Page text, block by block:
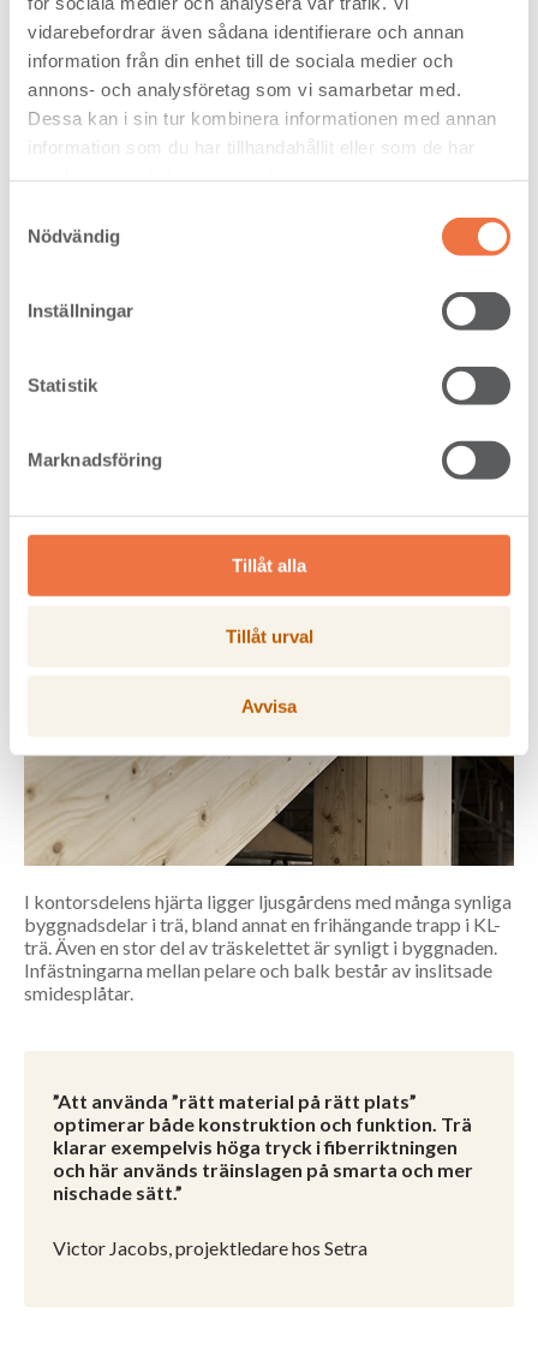
vidarebefordrar även sådana identifierare och annan
information från din enhet till de sociala medier och
annons- och analysföretag som vi samarbetar med.
Dessa kan i sin tur kombinera informationen med annan
information som du har tillhandahållit eller som de har
Nödvändig
Inställningar
Statistik
Marknadsföring
Tillåt alla
Tillåt urval
Avvisa
I kontorsdelens hjärta ligger ljusgårdens med många synliga
byggnadsdelar i trä, bland annat en frihängande trapp i KL-
trä. Även en stor del av träskelettet är synligt i byggnaden.
Infästningarna mellan pelare och balk består av inslitsade
smidesplåtar.
”Att använda ”rätt material på rätt plats”
optimerar både konstruktion och funktion. Trä
klarar exempelvis höga tryck i fiberriktningen
och här används träinslagen på smarta och mer
nischade sätt.”
Victor Jacobs, projektledare hos Setra